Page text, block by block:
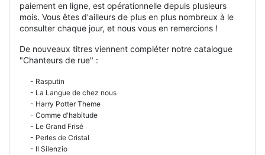
paiement en ligne, est opérationnelle depuis plusieurs
mois. Vous êtes d'ailleurs de plus en plus nombreux à le
consulter chaque jour, et nous vous en remercions !
De nouveaux titres viennent compléter notre catalogue
"Chanteurs de rue" :
- Rasputin
- La Langue de chez nous
- Harry Potter Theme
- Comme d'habitude
- Le Grand Frisé
- Perles de Cristal
- Il Silenzio